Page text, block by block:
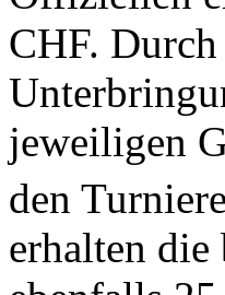
CHF.
jeweiligen
den
erhalten